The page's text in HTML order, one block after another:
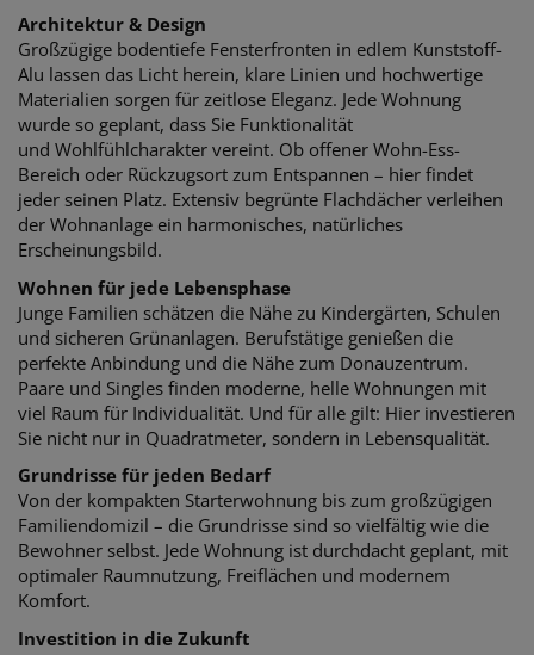
Architektur & Design
Großzügige bodentiefe Fensterfronten in edlem Kunststoff-
Alu lassen das Licht herein, klare Linien und hochwertige
Materialien sorgen für zeitlose Eleganz. Jede Wohnung
wurde so geplant, dass Sie Funktionalität
und Wohlfühlcharakter vereint. Ob offener Wohn-Ess-
Bereich oder Rückzugsort zum Entspannen – hier findet
jeder seinen Platz. Extensiv begrünte Flachdächer verleihen
der Wohnanlage ein harmonisches, natürliches
Erscheinungsbild.
Wohnen für jede Lebensphase
Junge Familien schätzen die Nähe zu Kindergärten, Schulen
und sicheren Grünanlagen. Berufstätige genießen die
perfekte Anbindung und die Nähe zum Donauzentrum.
Paare und Singles finden moderne, helle Wohnungen mit
viel Raum für Individualität. Und für alle gilt: Hier investieren
Sie nicht nur in Quadratmeter, sondern in Lebensqualität.
Grundrisse für jeden Bedarf
Von der kompakten Starterwohnung bis zum großzügigen
Familiendomizil – die Grundrisse sind so vielfältig wie die
Bewohner selbst. Jede Wohnung ist durchdacht geplant, mit
optimaler Raumnutzung, Freiflächen und modernem
Komfort.
Investition in die Zukunft